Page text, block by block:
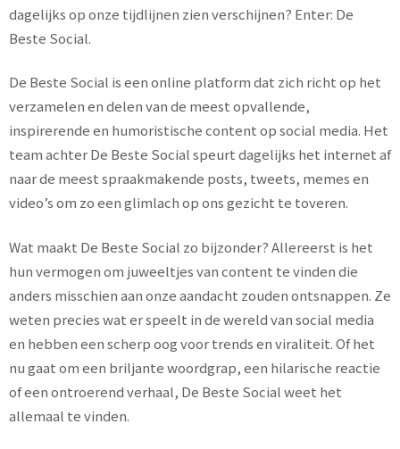
dagelijks op onze tijdlijnen zien verschijnen? Enter: De
Beste Social.
De Beste Social is een online platform dat zich richt op het
verzamelen en delen van de meest opvallende,
inspirerende en humoristische content op social media. Het
team achter De Beste Social speurt dagelijks het internet af
naar de meest spraakmakende posts, tweets, memes en
video’s om zo een glimlach op ons gezicht te toveren.
Wat maakt De Beste Social zo bijzonder? Allereerst is het
hun vermogen om juweeltjes van content te vinden die
anders misschien aan onze aandacht zouden ontsnappen. Ze
weten precies wat er speelt in de wereld van social media
en hebben een scherp oog voor trends en viraliteit. Of het
nu gaat om een briljante woordgrap, een hilarische reactie
of een ontroerend verhaal, De Beste Social weet het
allemaal te vinden.